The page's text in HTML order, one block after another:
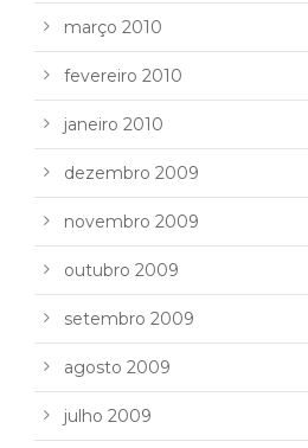
março 2010
fevereiro 2010
janeiro 2010
dezembro 2009
novembro 2009
outubro 2009
setembro 2009
agosto 2009
julho 2009